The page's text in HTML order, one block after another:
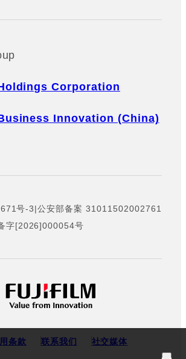
Corporation
Innovation (China)
号-3|公安部备案 31011502002761
字[2026]000054号
条款 联系我们 社交媒体